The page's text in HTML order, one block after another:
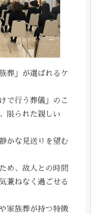
葬」が選ばれるケ
で行う葬儀」のこ
限られた親しい
かな見送りを望む
め、故人との時間
兼ねなく過ごせる
家族葬が持つ特徴